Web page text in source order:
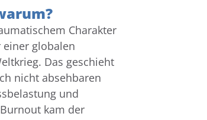
Charakter
globalen
Das geschieht
nicht absehbaren
und
kam der